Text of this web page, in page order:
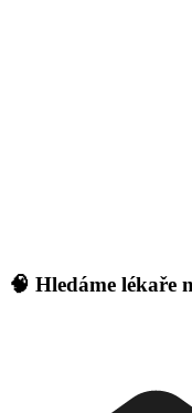
🧠 Hledáme lékaře